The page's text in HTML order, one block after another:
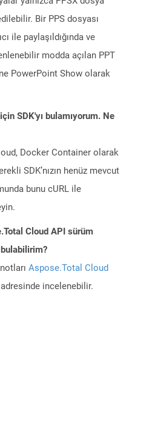
Bir PPS dosyası
ile paylaşıldığında ve
modda açılan PPT
PowerPoint Show olarak
SDK'yı bulamıyorum. Ne
Docker Container olarak
SDK’nızın henüz mevcut
bunu cURL ile
Cloud API sürüm
bulabilirim?
Aspose.Total Cloud
adresinde incelenebilir.